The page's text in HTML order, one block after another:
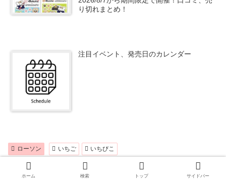
り切れまとめ！
注目イベント、発売日のカレンダー
ローソン いちご いちびこ
ホーム 検索 トップ サイドバー